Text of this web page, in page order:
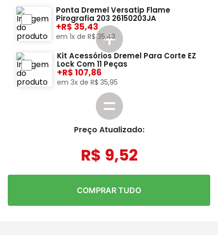
Ponta Dremel Versatip Flame
Pirografia 203 26150203JA
+ 35,43
em1x deR$ 35,43
Kit Acessórios Dremel Para Corte EZ
Lock Com 11 Peças
+ 107,86
em 3x de R$ 35,95
Preço Atualizado:
R$ 9,52
COMPRAR TUDO